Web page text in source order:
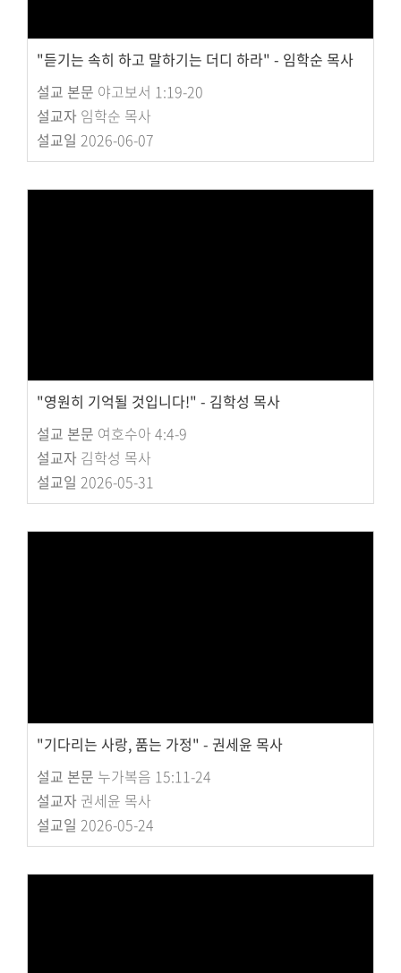
"듣기는 속히 하고 말하기는 더디 하라" - 임학순 목사
설교 본문 야고보서 1:19-20
설교자 임학순 목사
설교일 2026-06-07
"영원히 기억될 것입니다!" - 김학성 목사
설교 본문 여호수아 4:4-9
설교자 김학성 목사
설교일 2026-05-31
"기다리는 사랑, 품는 가정" - 권세윤 목사
설교 본문 누가복음 15:11-24
설교자 권세윤 목사
설교일 2026-05-24